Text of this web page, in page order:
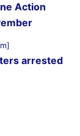
Action
arrested
Bristol
Radio